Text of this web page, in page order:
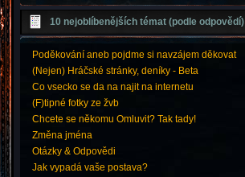
10 nejoblíbenějších témat (podle odpovědí)
Poděkování aneb pojdme si navzájem děkovat
(Nejen) Hráčské stránky, deníky - Beta
Co vsecko se da na najit na internetu
(F)tipné fotky ze žvb
Chcete se někomu Omluvit? Tak tady!
Změna jména
Otázky & Odpovědi
Jak vypadá vaše postava?